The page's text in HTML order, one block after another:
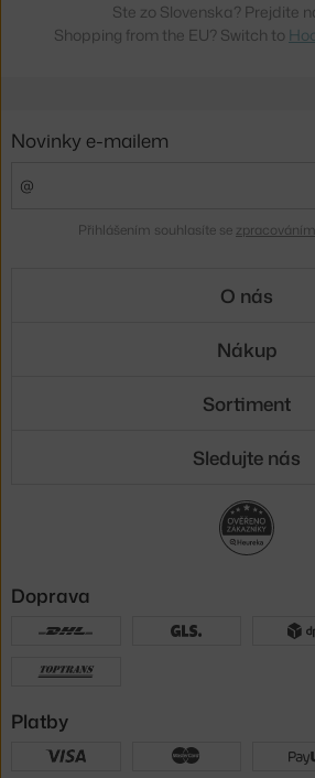
Ste zo Slovenska? Prejdite
Shopping from the EU? Switch to
Novinky e-mailem
Přihlášením souhlasíte se
O nás
Nákup
Sortiment
Sledujte nás
Doprava
Platby